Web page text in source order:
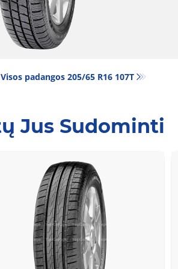
Visos padangos‎ 205/65 R16 107T
Jus Sudominti